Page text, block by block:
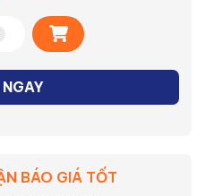
sinh tố (MX-EX1011WRA) số
Alternative:
BÁO GIÁ TỐT